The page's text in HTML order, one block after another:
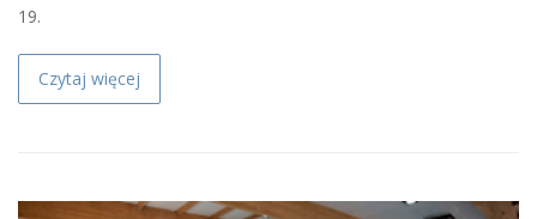
19.
Czytaj więcej